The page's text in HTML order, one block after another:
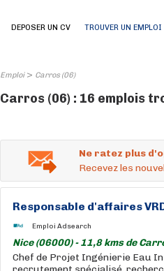
DEPOSER UN CV TROUVER UN EMPLOI
Emploi> Carros (06)
Carros (06) : 16 emplois
Ne ratez plus
Recevez les
Responsable d'affaires
Emploi Adsearch
Nice (06000) - 11,8 kms de
Chef de Projet Ingénierie Eau